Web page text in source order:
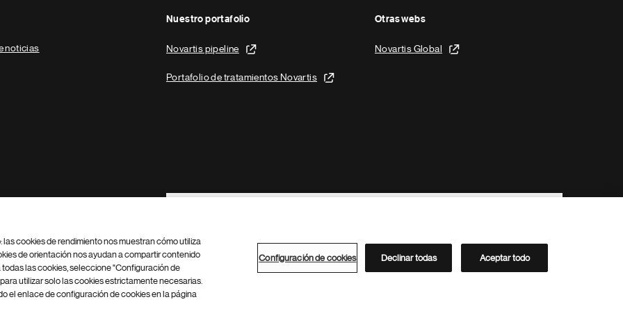
noticias
Nuestro portafolio
Novartis pipeline
Portafolio de tratamientos Novartis
Otras webs
Novartis Global
Footer Site Search
Configuración de cookies Mapa del sitio
Directorio de Novartis
cookies de rendimiento nos muestran cómo utiliza
de orientación nos ayudan a compartir contenido
las cookies, seleccione "Configuración de
utilizar solo las cookies estrictamente necesarias.
el enlace de configuración de cookies en la página
Configuración de cookies Declinar todas Aceptar todo